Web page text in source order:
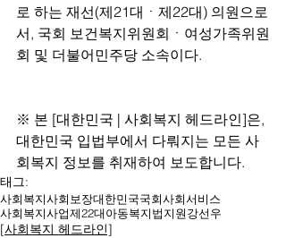
로 하는 재선(제21대ㆍ제22대) 의원으로
서, 국회 보건복지위원회ㆍ여성가족위원
회 및 더불어민주당 소속이다.
※ 본 [대한민국 | 사회복지 헤드라인]은,
대한민국 입법부에서 다뤄지는 모든 사
회복지 정보를 취재하여 보도합니다.
태그:
사회복지사회보장대한민국국회사회서비스
사회복지사업제22대아동복지법지원강선우
[사회복지 헤드라인]